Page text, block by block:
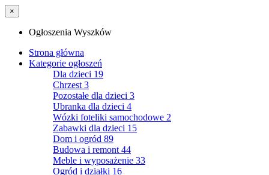
×
Ogłoszenia Wyszków
Strona główna
Kategorie ogłoszeń
Dla dzieci 19
Chrzest 3
Pozostałe dla dzieci 3
Ubranka dla dzieci 4
Wózki foteliki samochodowe 2
Zabawki dla dzieci 15
Dom i ogród 89
Budowa i remont 44
Meble i wyposażenie 33
Ogród i działki 16